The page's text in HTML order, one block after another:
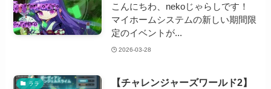
こんにちわ、nekoじゃらしです！
マイホームシステムの新しい期間限
定のイベントが...
2026-03-28
ララ
【チャレンジャーズワールド2】